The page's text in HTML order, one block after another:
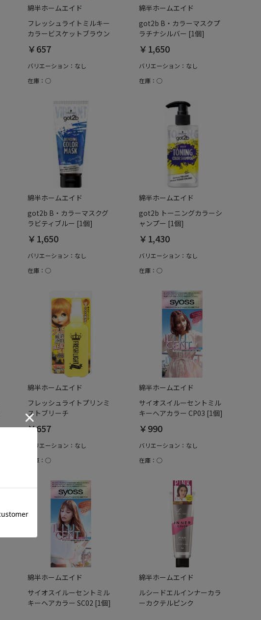
綿半ホームエイド
フレッシュライトミルキー
カラービスケットブラウン
￥657
バリエーション：なし
在庫：○
綿半ホームエイド
got2b B・カラーマスクプ
ラチナシルバー [1個]
￥1,650
バリエーション：なし
在庫：○
綿半ホームエイド
got2b B・カラーマスクグ
ラビティブルー [1個]
￥1,650
バリエーション：なし
在庫：○
綿半ホームエイド
got2b トーニングカラーシ
ャンプー [1個]
￥1,430
バリエーション：なし
在庫：○
綿半ホームエイド
フレッシュライトプリンミ
ストブリーチ
￥657
バリエーション：なし
在庫：○
綿半ホームエイド
サイオスイルーセントミル
キーヘアカラー CP03 [1個]
￥990
バリエーション：なし
在庫：○
綿半ホームエイド
サイオスイルーセントミル
キーヘアカラー SC02 [1個]
綿半ホームエイド
ルシードエルインナーカラ
ーカクテルピンク